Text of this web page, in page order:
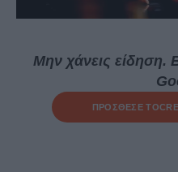
Μην χάνεις είδηση.
ΠΡΟΣΘΕΣΕ ΤΟ